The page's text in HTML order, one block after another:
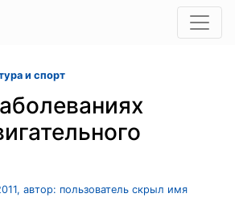
и спорт
автор: пользователь скрыл имя